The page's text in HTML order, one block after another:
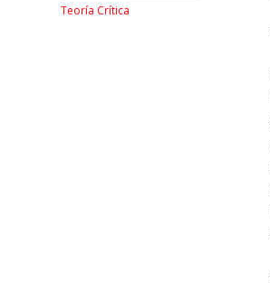
Teoría Crítica